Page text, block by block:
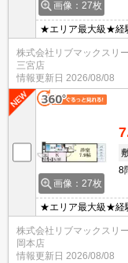
画像：27枚
★エリア最大級★経
能！オンライン内覧
問題ありません♪弊
可能になりますので
株式会社リブマックスリ
三宮店
情報更新日 2026/08/08
画像：27枚
8
★エリア最大級★経
望がありましたら
能！オンライン内覧
問題ありません♪弊
可能になりますので
株式会社リブマックスリ
岡本店
情報更新日 2026/08/08